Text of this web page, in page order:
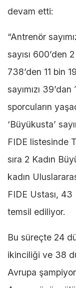
devam etti:
“Antrenör
sayısı 600’den
738’den 11 bin
sayımızı
sporcuların
‘Büyükusta’
FIDE listesinde
sıra 2 Kadın
kadın
FIDE Ustası,
temsil ediliyor.
Bu süreçte 24
ikinciliği ve 38
Avrupa